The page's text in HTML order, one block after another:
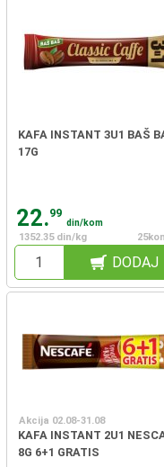
KAFA INSTANT 3U1 BAŠ
17G
22.99
din/kom
1352.35 din/kg
DODAJ
Akcija 02.08-31.08
KAFA INSTANT 2U1
8G 6+1 GRATIS